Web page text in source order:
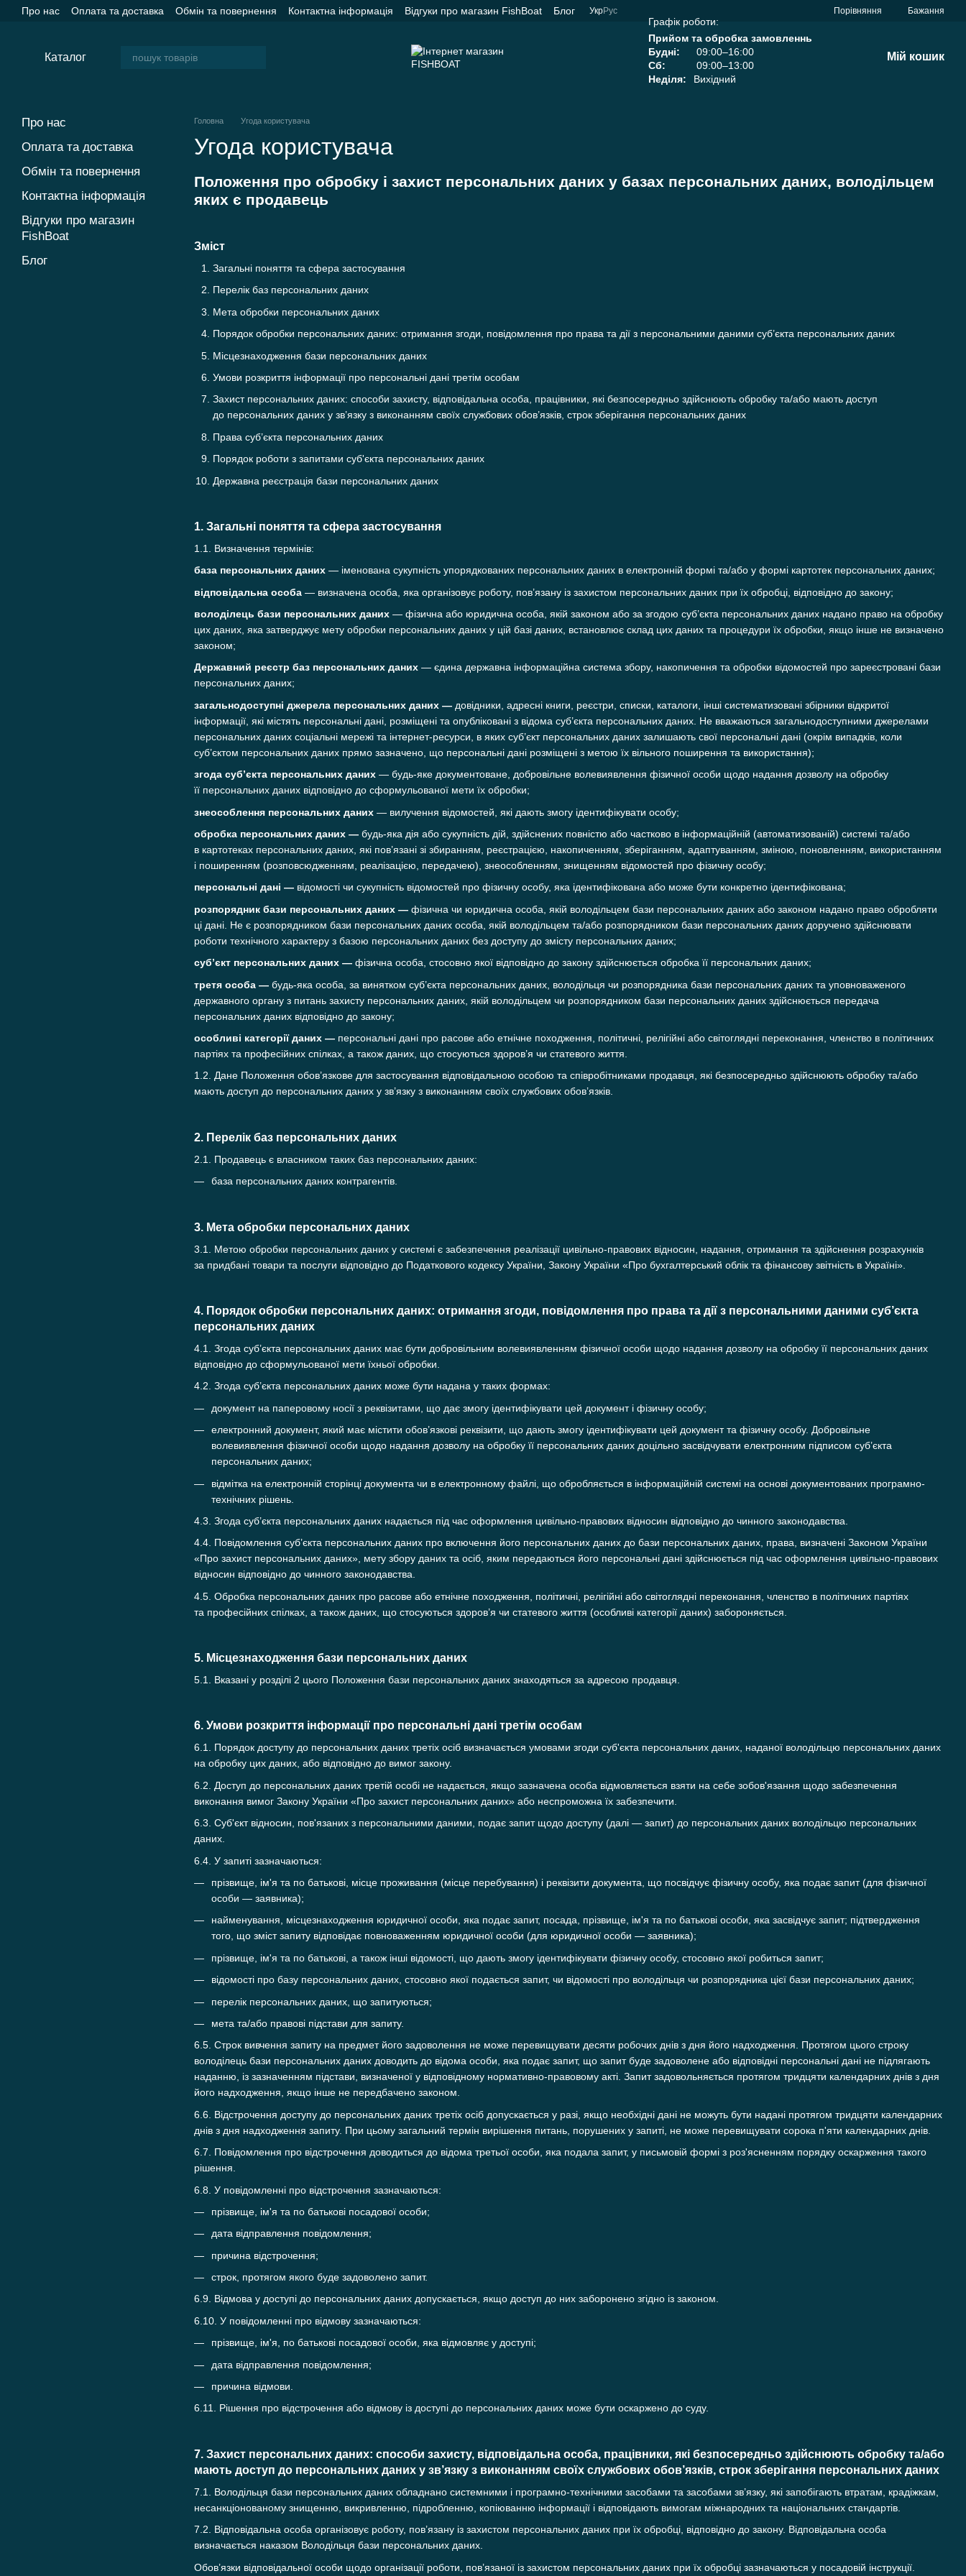
Перейти до основного контенту
Про нас Оплата та доставка Обмін та повернення Контактна інформація Відгуки про магазин FishBoat Блог УкрРус Порівняння Бажання
Каталог
Графік роботи:
Прийом та обробка замовленнь
Будні:
09:00–16:00
Сб:
09:00–13:00
Неділя:
Вихідний
Мій кошик
Головна Угода користувача
Угода користувача
Положення про обробку і захист персональних даних у базах персональних даних, володільцем
яких є продавець
Зміст
Загальні поняття та сфера застосування
Перелік баз персональних даних
Мета обробки персональних даних
Порядок обробки персональних даних: отримання згоди, повідомлення про права та дії з персональними даними суб’єкта персональних даних
Місцезнаходження бази персональних даних
Умови розкриття інформації про персональні дані третім особам
Захист персональних даних: способи захисту, відповідальна особа, працівники, які безпосередньо здійснюють обробку та/або мають доступ
до персональних даних у зв’язку з виконанням своїх службових обов’язків, строк зберігання персональних даних
Права суб’єкта персональних даних
Порядок роботи з запитами суб'єкта персональних даних
Державна реєстрація бази персональних даних
1. Загальні поняття та сфера застосування
1.1. Визначення термінів:
база персональних даних — іменована сукупність упорядкованих персональних даних в електронній формі та/або у формі картотек персональних даних;
відповідальна особа — визначена особа, яка організовує роботу, пов’язану із захистом персональних даних при їх обробці, відповідно до закону;
володілець бази персональних даних — фізична або юридична особа, якій законом або за згодою суб’єкта персональних даних надано право на обробку
цих даних, яка затверджує мету обробки персональних даних у цій базі даних, встановлює склад цих даних та процедури їх обробки, якщо інше не визначено
законом;
Державний реєстр баз персональних даних — єдина державна інформаційна система збору, накопичення та обробки відомостей про зареєстровані бази
персональних даних;
загальнодоступні джерела персональних даних — довідники, адресні книги, реєстри, списки, каталоги, інші систематизовані збірники відкритої
інформації, які містять персональні дані, розміщені та опубліковані з відома суб’єкта персональних даних. Не вважаються загальнодоступними джерелами
персональних даних соціальні мережі та інтернет-ресурси, в яких суб’єкт персональних даних залишають свої персональні дані (окрім випадків, коли
суб’єктом персональних даних прямо зазначено, що персональні дані розміщені з метою їх вільного поширення та використання);
згода суб’єкта персональних даних — будь-яке документоване, добровільне волевиявлення фізичної особи щодо надання дозволу на обробку
її персональних даних відповідно до сформульованої мети їх обробки;
знеособлення персональних даних — вилучення відомостей, які дають змогу ідентифікувати особу;
обробка персональних даних — будь-яка дія або сукупність дій, здійснених повністю або частково в інформаційній (автоматизованій) системі та/або
в картотеках персональних даних, які пов’язані зі збиранням, реєстрацією, накопиченням, зберіганням, адаптуванням, зміною, поновленням, використанням
і поширенням (розповсюдженням, реалізацією, передачею), знеособленням, знищенням відомостей про фізичну особу;
персональні дані — відомості чи сукупність відомостей про фізичну особу, яка ідентифікована або може бути конкретно ідентифікована;
розпорядник бази персональних даних — фізична чи юридична особа, якій володільцем бази персональних даних або законом надано право обробляти
ці дані. Не є розпорядником бази персональних даних особа, якій володільцем та/або розпорядником бази персональних даних доручено здійснювати
роботи технічного характеру з базою персональних даних без доступу до змісту персональних даних;
суб’єкт персональних даних — фізична особа, стосовно якої відповідно до закону здійснюється обробка її персональних даних;
третя особа — будь-яка особа, за винятком суб’єкта персональних даних, володільця чи розпорядника бази персональних даних та уповноваженого
державного органу з питань захисту персональних даних, якій володільцем чи розпорядником бази персональних даних здійснюється передача
персональних даних відповідно до закону;
особливі категорії даних — персональні дані про расове або етнічне походження, політичні, релігійні або світоглядні переконання, членство в політичних
партіях та професійних спілках, а також даних, що стосуються здоров’я чи статевого життя.
1.2. Дане Положення обов’язкове для застосування відповідальною особою та співробітниками продавця, які безпосередньо здійснюють обробку та/або
мають доступ до персональних даних у зв’язку з виконанням своїх службових обов’язків.
2. Перелік баз персональних даних
2.1. Продавець є власником таких баз персональних даних:
база персональних даних контрагентів.
3. Мета обробки персональних даних
3.1. Метою обробки персональних даних у системі є забезпечення реалізації цивільно-правових відносин, надання, отримання та здійснення розрахунків
за придбані товари та послуги відповідно до Податкового кодексу України, Закону України «Про бухгалтерський облік та фінансову звітність в Україні».
4. Порядок обробки персональних даних: отримання згоди, повідомлення про права та дії з персональними даними суб’єкта
персональних даних
4.1. Згода суб’єкта персональних даних має бути добровільним волевиявленням фізичної особи щодо надання дозволу на обробку її персональних даних
відповідно до сформульованої мети їхньої обробки.
4.2. Згода суб’єкта персональних даних може бути надана у таких формах:
документ на паперовому носії з реквізитами, що дає змогу ідентифікувати цей документ і фізичну особу;
електронний документ, який має містити обов’язкові реквізити, що дають змогу ідентифікувати цей документ та фізичну особу. Добровільне
волевиявлення фізичної особи щодо надання дозволу на обробку її персональних даних доцільно засвідчувати електронним підписом суб’єкта
персональних даних;
відмітка на електронній сторінці документа чи в електронному файлі, що обробляється в інформаційній системі на основі документованих програмно-
технічних рішень.
4.3. Згода суб’єкта персональних даних надається під час оформлення цивільно-правових відносин відповідно до чинного законодавства.
4.4. Повідомлення суб’єкта персональних даних про включення його персональних даних до бази персональних даних, права, визначені Законом України
«Про захист персональних даних», мету збору даних та осіб, яким передаються його персональні дані здійснюється під час оформлення цивільно-правових
відносин відповідно до чинного законодавства.
4.5. Обробка персональних даних про расове або етнічне походження, політичні, релігійні або світоглядні переконання, членство в політичних партіях
та професійних спілках, а також даних, що стосуються здоров’я чи статевого життя (особливі категорії даних) забороняється.
5. Місцезнаходження бази персональних даних
5.1. Вказані у розділі 2 цього Положення бази персональних даних знаходяться за адресою продавця.
6. Умови розкриття інформації про персональні дані третім особам
6.1. Порядок доступу до персональних даних третіх осіб визначається умовами згоди суб'єкта персональних даних, наданої володільцю персональних даних
на обробку цих даних, або відповідно до вимог закону.
6.2. Доступ до персональних даних третій особі не надається, якщо зазначена особа відмовляється взяти на себе зобов'язання щодо забезпечення
виконання вимог Закону України «Про захист персональних даних» або неспроможна їх забезпечити.
6.3. Суб'єкт відносин, пов'язаних з персональними даними, подає запит щодо доступу (далі — запит) до персональних даних володільцю персональних
даних.
6.4. У запиті зазначаються:
прізвище, ім'я та по батькові, місце проживання (місце перебування) і реквізити документа, що посвідчує фізичну особу, яка подає запит (для фізичної
особи — заявника);
найменування, місцезнаходження юридичної особи, яка подає запит, посада, прізвище, ім'я та по батькові особи, яка засвідчує запит; підтвердження
того, що зміст запиту відповідає повноваженням юридичної особи (для юридичної особи — заявника);
прізвище, ім'я та по батькові, а також інші відомості, що дають змогу ідентифікувати фізичну особу, стосовно якої робиться запит;
відомості про базу персональних даних, стосовно якої подається запит, чи відомості про володільця чи розпорядника цієї бази персональних даних;
перелік персональних даних, що запитуються;
мета та/або правові підстави для запиту.
6.5. Строк вивчення запиту на предмет його задоволення не може перевищувати десяти робочих днів з дня його надходження. Протягом цього строку
володілець бази персональних даних доводить до відома особи, яка подає запит, що запит буде задоволене або відповідні персональні дані не підлягають
наданню, із зазначенням підстави, визначеної у відповідному нормативно-правовому акті. Запит задовольняється протягом тридцяти календарних днів з дня
його надходження, якщо інше не передбачено законом.
6.6. Відстрочення доступу до персональних даних третіх осіб допускається у разі, якщо необхідні дані не можуть бути надані протягом тридцяти календарних
днів з дня надходження запиту. При цьому загальний термін вирішення питань, порушених у запиті, не може перевищувати сорока п'яти календарних днів.
6.7. Повідомлення про відстрочення доводиться до відома третьої особи, яка подала запит, у письмовій формі з роз'ясненням порядку оскарження такого
рішення.
6.8. У повідомленні про відстрочення зазначаються:
прізвище, ім'я та по батькові посадової особи;
дата відправлення повідомлення;
причина відстрочення;
строк, протягом якого буде задоволено запит.
6.9. Відмова у доступі до персональних даних допускається, якщо доступ до них заборонено згідно із законом.
6.10. У повідомленні про відмову зазначаються:
прізвище, ім'я, по батькові посадової особи, яка відмовляє у доступі;
дата відправлення повідомлення;
причина відмови.
6.11. Рішення про відстрочення або відмову із доступі до персональних даних може бути оскаржено до суду.
7. Захист персональних даних: способи захисту, відповідальна особа, працівники, які безпосередньо здійснюють обробку та/або
мають доступ до персональних даних у зв’язку з виконанням своїх службових обов’язків, строк зберігання персональних даних
7.1. Володільця бази персональних даних обладнано системними і програмно-технічними засобами та засобами зв’язку, які запобігають втратам, крадіжкам,
несанкціонованому знищенню, викривленню, підробленню, копіюванню інформації і відповідають вимогам міжнародних та національних стандартів.
7.2. Відповідальна особа організовує роботу, пов’язану із захистом персональних даних при їх обробці, відповідно до закону. Відповідальна особа
визначається наказом Володільця бази персональних даних.
Обов’язки відповідальної особи щодо організації роботи, пов’язаної із захистом персональних даних при їх обробці зазначаються у посадовій інструкції.
Про нас
Оплата та доставка
Обмін та повернення
Контактна інформація
Відгуки про магазин
FishBoat
Блог